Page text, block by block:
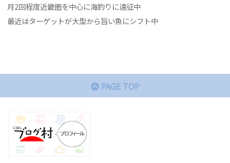
月2回程度近畿圏を中心に海釣りに遠征中
最近はターゲットが大型から旨い魚にシフト中
PAGE TOP